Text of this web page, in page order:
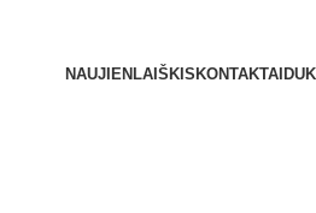
NAUJIENLAIŠKIS KONTAKTAI DUK